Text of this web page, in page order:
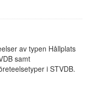
av typen Hållplats
samt
i STVDB.